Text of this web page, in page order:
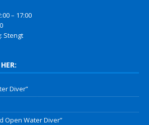
– 17:00
Stengt
Diver”
Open Water Diver”